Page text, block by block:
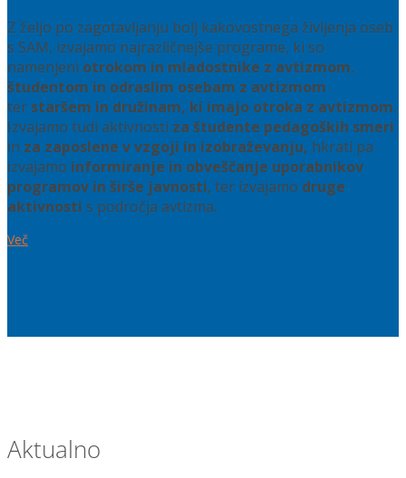
Z željo po zagotavljanju bolj kakovostnega življenja oseb
s SAM, izvajamo najrazličnejše programe, ki so
namenjeni otrokom in mladostnike z avtizmom,
študentom in odraslim osebam z avtizmom
ter staršem in družinam, ki imajo otroka z avtizmom.
Izvajamo tudi aktivnosti za študente pedagoških smeri
in za zaposlene v vzgoji in izobraževanju, hkrati pa
izvajamo informiranje in obveščanje uporabnikov
programov in širše javnosti, ter izvajamo druge
aktivnosti s področja avtizma.
Več
Aktualno